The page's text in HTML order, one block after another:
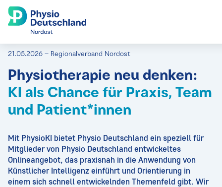
21.05.2026 – Regionalverband Nordost
Physiotherapie neu denken:
KI als Chance für Praxis, Team
und Patient*innen
Mit PhysioKI bietet Physio Deutschland ein speziell für
Mitglieder von Physio Deutschland entwickeltes
Onlineangebot, das praxisnah in die Anwendung von
Künstlicher Intelligenz einführt und Orientierung in
einem sich schnell entwickelnden Themenfeld gibt. Wir